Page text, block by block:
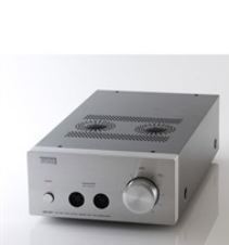
Wunder Audio
Xvive
ZOOM
ZYLIA
キョーリツ トーリハン
明工社
DrAlienSmith
Wavebone
Harrison Audio